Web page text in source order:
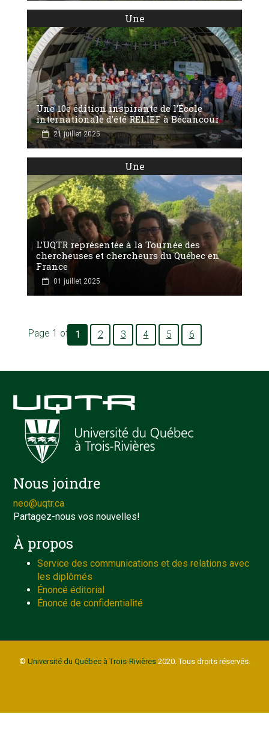
Une
Une 10e édition inspirante de l’École
internationale d’été RELIEF à Bécancour
21 juillet 2025
Une
L’UQTR représentée à la Tournée des
chercheuses et chercheurs du Québec en
France
01 juillet 2025
Page 1 of 61 2 3 4 5 6
Nous joindre
neo@uqtr.ca
Partagez-nous vos nouvelles!
À propos
Service des communications et des relations avec
les diplômés
Énoncé éditorial
Énoncé de confidentialité
© Université du Québec à Trois-Rivières2020. Tous droits réservés.